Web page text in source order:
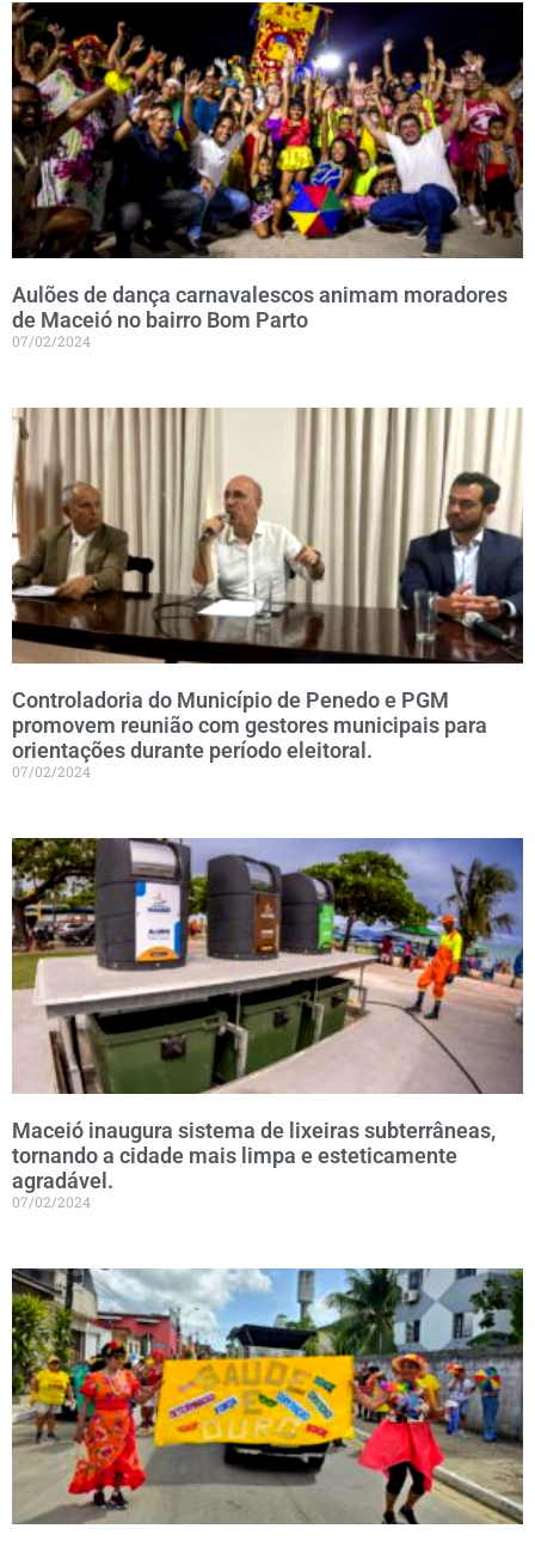
Aulões de dança carnavalescos animam moradores
de Maceió no bairro Bom Parto
07/02/2024
Controladoria do Município de Penedo e PGM
promovem reunião com gestores municipais para
orientações durante período eleitoral.
07/02/2024
Maceió inaugura sistema de lixeiras subterrâneas,
tornando a cidade mais limpa e esteticamente
agradável.
07/02/2024